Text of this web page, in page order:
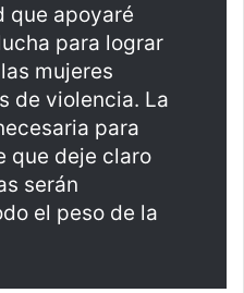
que apoyaré
para lograr
mujeres
de violencia. La
para
que deje claro
serán
el peso de la